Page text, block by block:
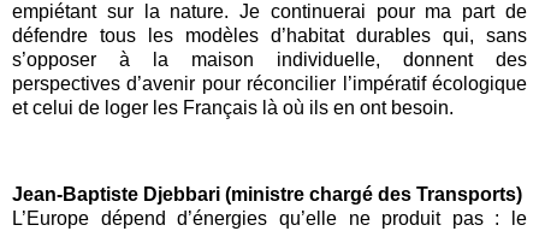
empiétant sur la nature.Je continuerai pour ma part de
défendre tous les modèles d’habitat durables qui, sans
s’opposer à la maison individuelle, donnent des
perspectives d’avenir pour réconcilier l’impératif écologique
et celui de loger les Français là où ils en ont besoin.
Jean-Baptiste Djebbari (ministre chargé des Transports)
L’Europe dépend d’énergies qu’elle ne produit pas : le